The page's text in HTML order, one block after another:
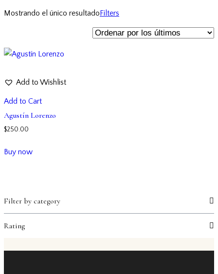
Mostrando el único resultadoFilters
Add to Wishlist
Add to Cart
Agustín Lorenzo
$250.00
Buy now
Filter by category
Rating